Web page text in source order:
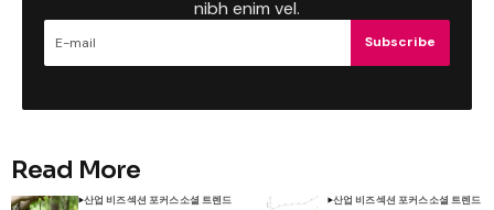
nibh enim vel.
Subscribe
Read More
산업 비즈섹션 포커스소셜 트렌드 산업 비즈섹션 포커스소셜 트렌드